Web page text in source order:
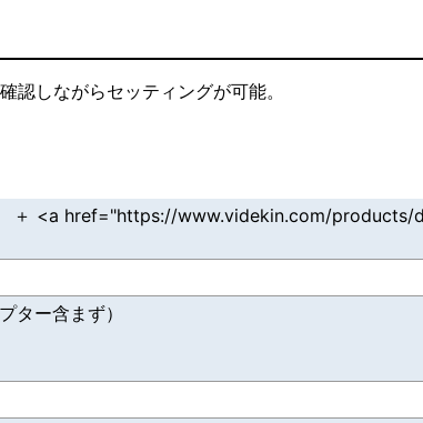
認しながらセッティングが可能。
＋ <a href="https://www.videkin.com/
ター含まず）